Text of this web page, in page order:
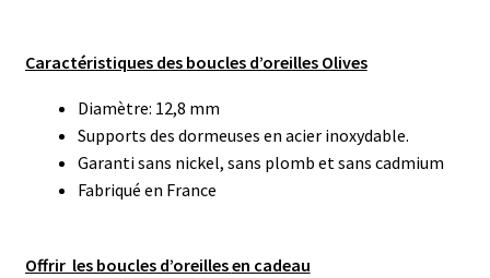
Caractéristiques des boucles d’oreilles Olives
Diamètre: 12,8 mm
Supports des dormeuses en acier inoxydable.
Garanti sans nickel, sans plomb et sans cadmium
Fabriqué en France
Offrir les boucles d’oreillesen cadeau